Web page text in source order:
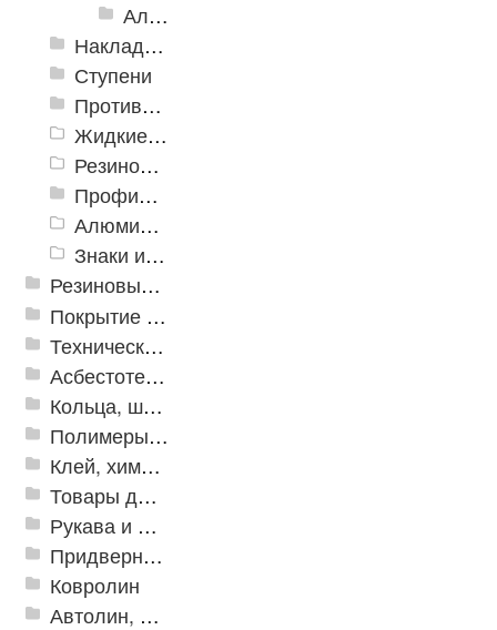
Алюминиевый угол-порог с пятью резиновыми вставками АУ-160
Накладки противоскользящие резиновые
Ступени
Противоскользящие ленты
Жидкие противоскользящие средства
Резиновый профиль с алюминиевой вставкой «NoSlip»
Профили закладные
Алюминиевый профиль для ленты
Знаки из полистирола для разметки пола
Резиновые и ПВХ дорожки
Покрытие из резиновой крошки
Техническая резина
Асбестотехнические и теплоизоляционные материалы
Кольца, шайбы, манжеты
Полимеры и пластики
Клей, химия, сопутствующие товары
Товары для дома
Рукава и шланги промышленные
Придверные решетки
Ковролин
Автолин, Транслин, Линолеум